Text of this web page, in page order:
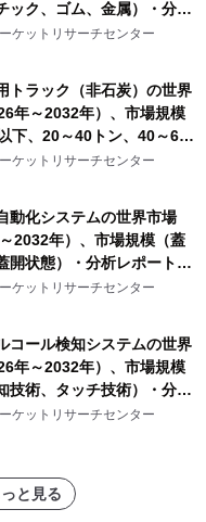
ック、ゴム、金属）・分析
発表
ケットリサーチセンター
トラック（非石炭）の世界
年～2032年）、市場規模
下、20～40トン、40～60
ン超）・分析レポートを発
ケットリサーチセンター
動化システムの世界市場
～2032年）、市場規模（蓋
開状態）・分析レポートを
ケットリサーチセンター
コール検知システムの世界
年～2032年）、市場規模
技術、タッチ技術）・分析
発表
ケットリサーチセンター
と見る